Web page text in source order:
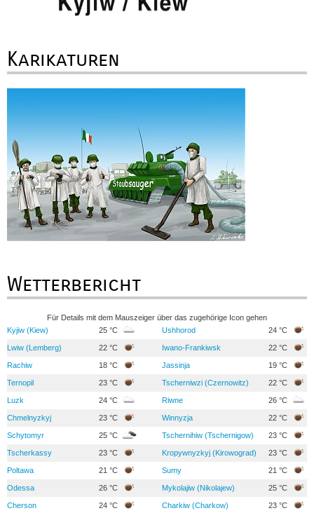
Karikaturen
Wetterbericht
Für Details mit dem Mauszeiger über das zugehörige Icon gehen
Kyjiw (Kiew)
25 °C Ushhorod 24 °C
Lwiw (Lemberg) 22 °C Iwano-Frankiwsk 22 °C
Rachiw 18 °C Jassinja 19 °C
Ternopil 23 °C Tscherniwzi (Czernowitz) 22 °C
Luzk 24 °C Riwne 26 °C
Chmelnyzkyj 23 °C Winnyzja 22 °C
Schytomyr 25 °C Tschernihiw (Tschernigow) 23 °C
Tscherkassy 23 °C Kropywnyzkyj (Kirowograd) 23 °C
Poltawa 21 °C Sumy 21 °C
Odessa 26 °C Mykolajiw (Nikolajew) 25 °C
Cherson 24 °C Charkiw (Charkow) 23 °C